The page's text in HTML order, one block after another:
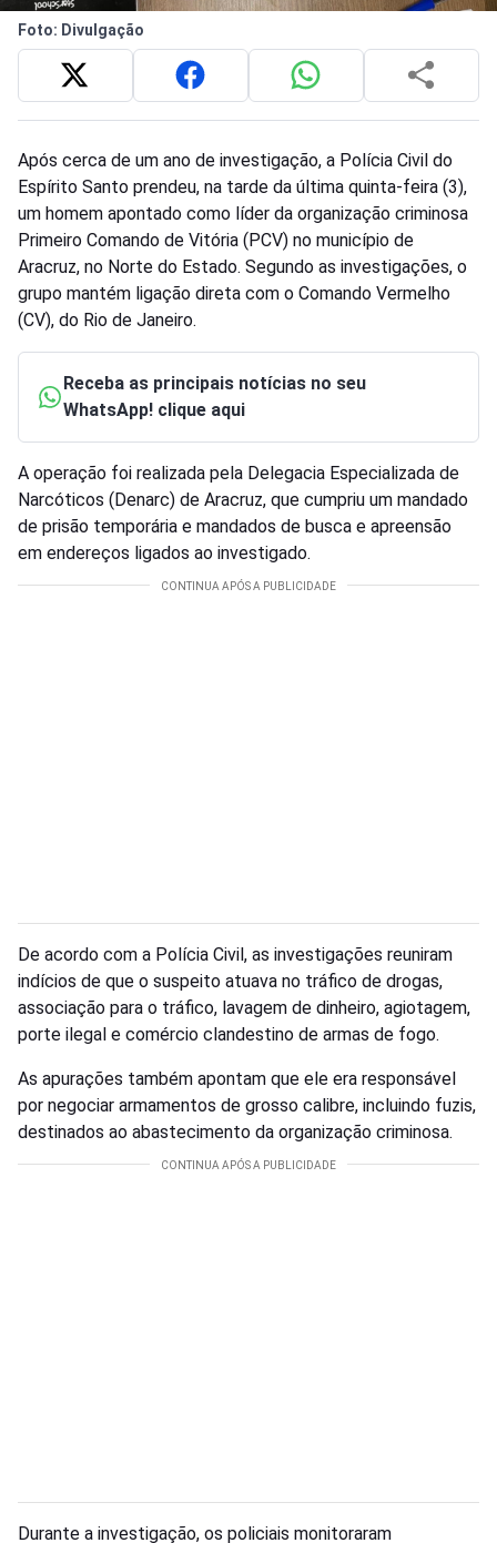
Foto: Divulgação
Após cerca de um ano de investigação, a Polícia Civil do
Espírito Santo prendeu, na tarde da última quinta-feira (3),
um homem apontado como líder da organização criminosa
Primeiro Comando de Vitória (PCV) no município de
Aracruz, no Norte do Estado. Segundo as investigações, o
grupo mantém ligação direta com o Comando Vermelho
(CV), do Rio de Janeiro.
Receba as principais notícias no seu
WhatsApp! clique aqui
A operação foi realizada pela Delegacia Especializada de
Narcóticos (Denarc) de Aracruz, que cumpriu um mandado
de prisão temporária e mandados de busca e apreensão
em endereços ligados ao investigado.
De acordo com a Polícia Civil, as investigações reuniram
indícios de que o suspeito atuava no tráfico de drogas,
associação para o tráfico, lavagem de dinheiro, agiotagem,
porte ilegal e comércio clandestino de armas de fogo.
As apurações também apontam que ele era responsável
por negociar armamentos de grosso calibre, incluindo fuzis,
destinados ao abastecimento da organização criminosa.
Durante a investigação, os policiais monitoraram